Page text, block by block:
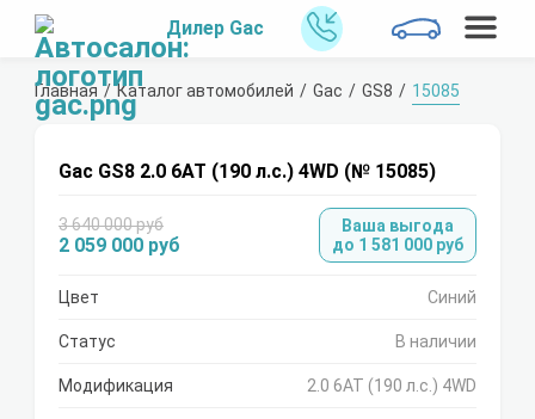
Дилер Gac
Главная Каталог автомобилей Gac GS8 15085
Gac GS8 2.0 6АТ (190 л.с.) 4WD (№ 15085)
3 640 000 руб
2 059 000 руб
Ваша выгода
до 1 581 000 руб
Цвет Синий
Статус В наличии
Модификация 2.0 6АТ (190 л.с.) 4WD